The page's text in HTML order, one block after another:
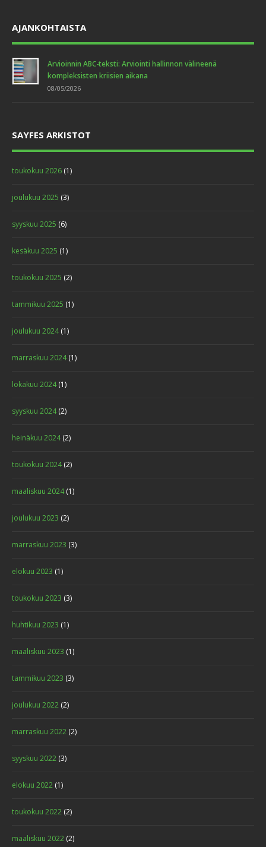
AJANKOHTAISTA
Arvioinnin ABC-teksti: Arviointi hallinnon välineenä
kompleksisten kriisien aikana
08/05/2026
SAYFES ARKISTOT
toukokuu 2026 (1)
joulukuu 2025 (3)
syyskuu 2025 (6)
kesäkuu 2025 (1)
toukokuu 2025 (2)
tammikuu 2025 (1)
joulukuu 2024(1)
marraskuu 2024(1)
lokakuu 2024(1)
syyskuu 2024(2)
heinäkuu 2024(2)
toukokuu 2024(2)
maaliskuu 2024(1)
joulukuu 2023 (2)
marraskuu 2023 (3)
elokuu 2023 (1)
toukokuu 2023 (3)
huhtikuu 2023 (1)
maaliskuu 2023 (1)
tammikuu 2023 (3)
joulukuu 2022 (2)
marraskuu 2022 (2)
syyskuu 2022 (3)
elokuu 2022 (1)
toukokuu 2022 (2)
maaliskuu 2022 (2)